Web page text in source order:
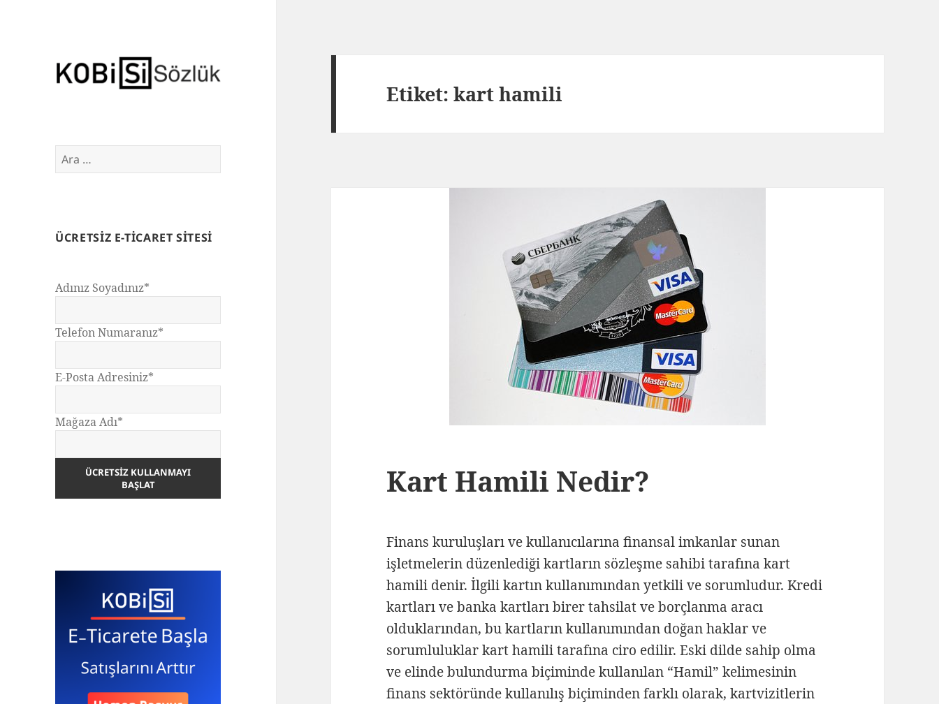
Arama:
ÜCRETSIZ E-TICARET SITESI
Adınız Soyadınız*
Telefon Numaranız*
E-Posta Adresiniz*
Mağaza Adı*
ÜCRETSIZ KULLANMAYI
BAŞLAT
Etiket:kart hamili
Kart Hamili Nedir?
Finans kuruluşları ve kullanıcılarına finansal imkanlar sunan
işletmelerin düzenlediği kartların sözleşme sahibi tarafına kart
hamili denir. İlgili kartın kullanımından yetkili ve sorumludur. Kredi
kartları ve banka kartları birer tahsilat ve borçlanma aracı
olduklarından, bu kartların kullanımından doğan haklar ve
sorumluluklar kart hamili tarafına ciro edilir. Eski dilde sahip olma
ve elinde bulundurma biçiminde kullanılan “Hamil” kelimesinin
finans sektöründe kullanılış biçiminden farklı olarak, kartvizitlerin